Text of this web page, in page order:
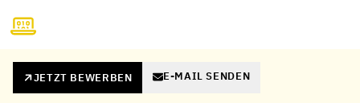
JETZT BEWERBEN E-MAIL SENDEN